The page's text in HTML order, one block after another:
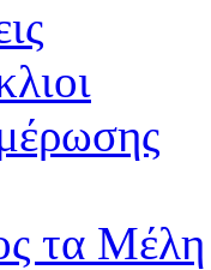
τα Μέλη